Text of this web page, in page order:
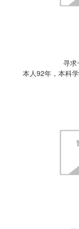
寻求
本人92年，本科